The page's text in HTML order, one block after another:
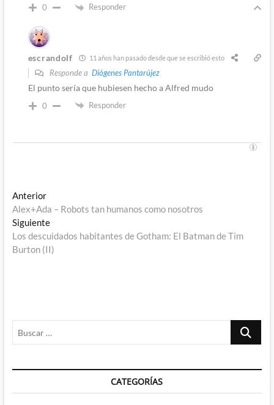
0 Responder
escrandolf 11 años han pasado desde que se escribió esto
Responde a Diógenes Pantarújez
El punto sería que hubiesen hecho a Alfred mudo
0 Responder
Navegación
de
entradas
AnteriorEntrada
anterior:
Alex+Ada – Robots tan humanos como nosotros
SiguienteEntrada
siguiente:
Los descuidados habitantes de Gotham: El Batman de Tim
Burton (II)
Buscar
CATEGORÍAS